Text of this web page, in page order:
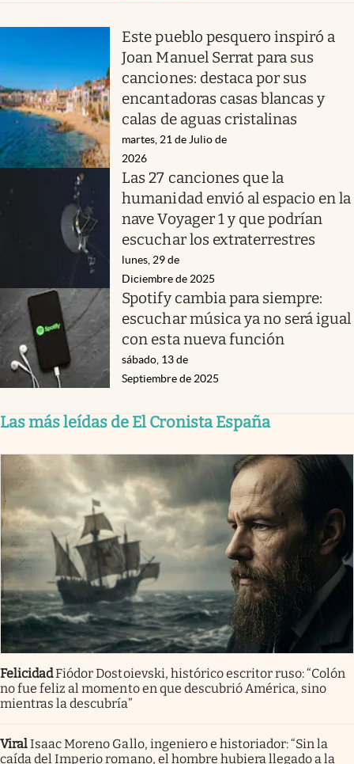
Este pueblo pesquero inspiró a
Joan Manuel Serrat para sus
canciones: destaca por sus
encantadoras casas blancas y
calas de aguas cristalinas
martes, 21 de Julio de
2026
Las 27 canciones que la
humanidad envió al espacio en la
nave Voyager 1 y que podrían
escuchar los extraterrestres
lunes, 29 de
Diciembre de 2025
Spotify cambia para siempre:
escuchar música ya no será igual
con esta nueva función
sábado, 13 de
Septiembre de 2025
Las más leídas de El Cronista España
FelicidadFiódor Dostoievski, histórico escritor ruso: “Colón
no fue feliz al momento en que descubrió América, sino
mientras la descubría”
ViralIsaac Moreno Gallo, ingeniero e historiador: “Sin la
caída del Imperio romano, el hombre hubiera llegado a la